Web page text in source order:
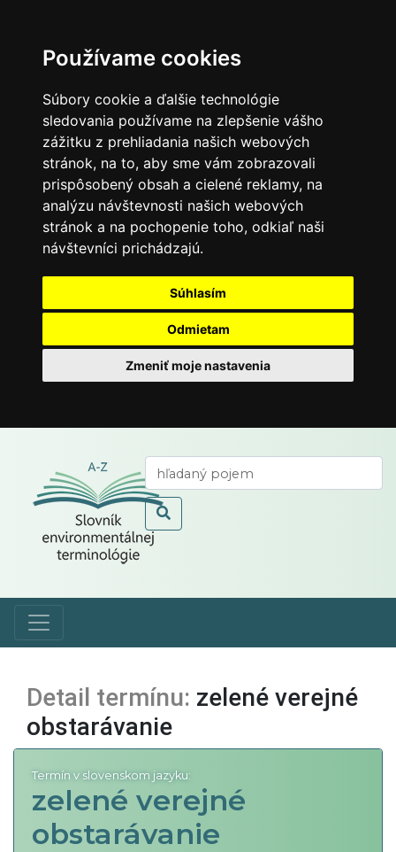
Používame cookies
Súbory cookie a ďalšie technológie
sledovania používame na zlepšenie vášho
zážitku z prehliadania našich webových
stránok, na to, aby sme vám zobrazovali
prispôsobený obsah a cielené reklamy, na
analýzu návštevnosti našich webových
stránok a na pochopenie toho, odkiaľ naši
návštevníci prichádzajú.
Súhlasím
Odmietam
Zmeniť moje nastavenia
Detail termínu: zelené verejné
obstarávanie
Termín v slovenskom jazyku:
zelené verejné
obstarávanie